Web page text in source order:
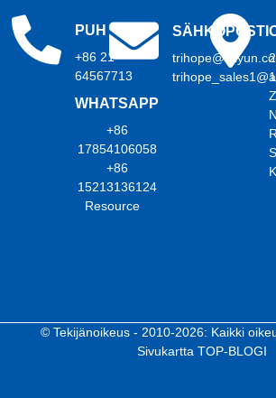
PUH
+86 21
64567713
WHATSAPP
+86
17854106058
+86
15213136124
Resource
SÄHKÖPOSTI
© Tekijänoikeus - 2010-2026: Kaikki
Sivukartta TOP-BLOGI